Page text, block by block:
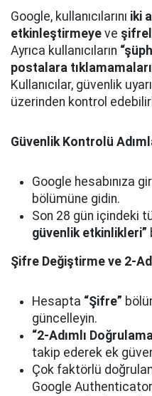
Google, kullanıcılarını iki
etkinleştirmeye ve
Ayrıca kullanıcıların
postalara tıklamamaları
Kullanıcılar, güvenlik
üzerinden kontrol
Güvenlik Kontrolü
Google hesabınıza
bölümüne gidin.
Son 28 gün içindeki
güvenlik etkinlikleri”
Şifre Değiştirme ve 2-
Hesapta “Şifre”
güncelleyin.
“2-Adımlı
takip ederek ek
Çok faktörlü
Google